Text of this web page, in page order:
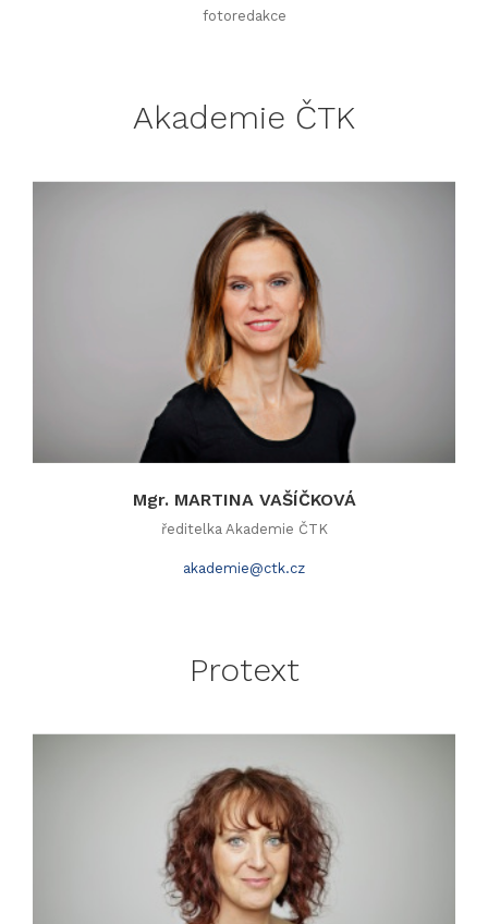
fotoredakce
Akademie ČTK
Mgr. MARTINA VAŠÍČKOVÁ
ředitelka Akademie ČTK
akademie@ctk.cz
Protext